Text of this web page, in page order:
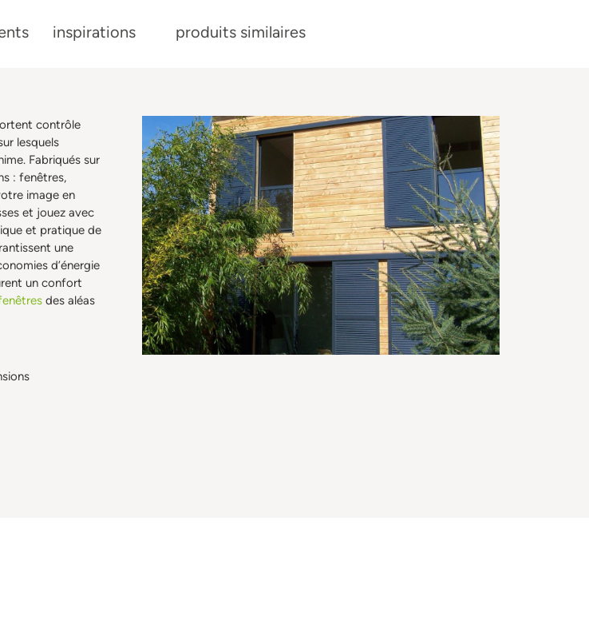
inspirations produits similaires
contrôle
lesquels
Fabriqués sur
: fenêtres,
image en
et jouez avec
et pratique de
une
d’énergie
un confort
des aléas